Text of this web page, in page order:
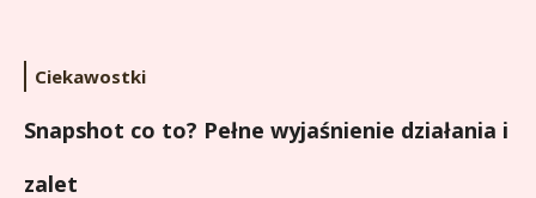
Ciekawostki
Snapshot co to? Pełne wyjaśnienie działania i
zalet